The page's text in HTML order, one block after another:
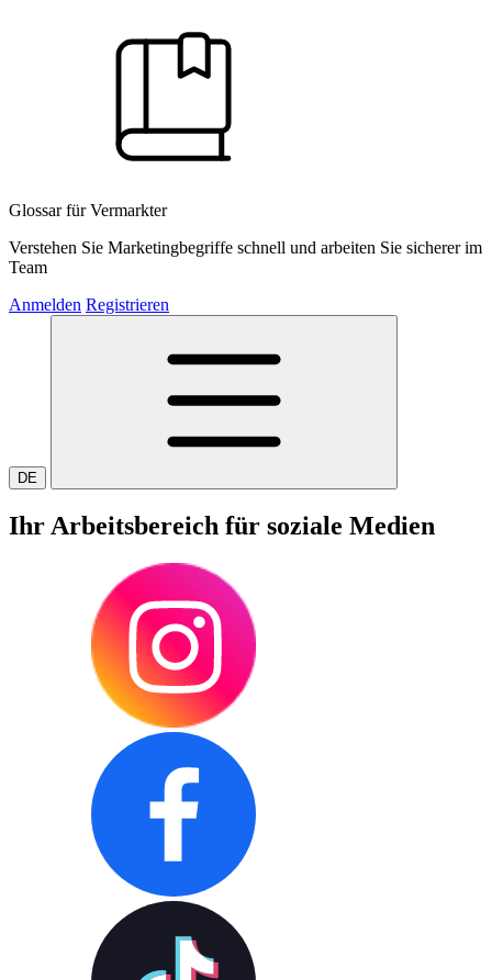
Glossar für Vermarkter
Verstehen Sie Marketingbegriffe schnell und arbeiten Sie sicherer im
Team
Anmelden Registrieren
DE
Ihr Arbeitsbereich für soziale Medien